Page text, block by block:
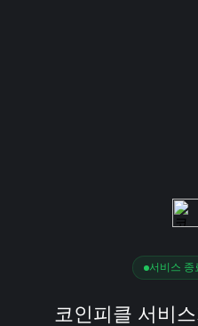
서비스 종
코인피클 서비